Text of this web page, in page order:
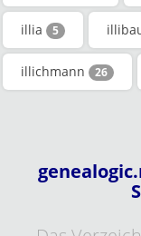
illia 5
illichmann 26